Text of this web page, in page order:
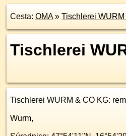
Cesta: OMA» Tischlerei
Tischlerei
Tischlerei WURM & CO KG:
Wurm,